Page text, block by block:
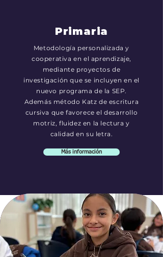
Primaria
Metodología personalizada y
cooperativa en el aprendizaje,
mediante proyectos de
investigación que se incluyen en el
nuevo programa de la SEP.
Además método Katz de escritura
cursiva que favorece el desarrollo
motriz, fluidez en la lectura y
calidad en su letra.
Más información